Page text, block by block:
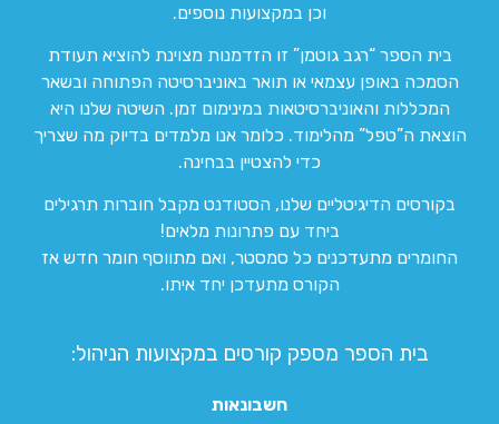
וכן במקצועות נוספים.
בית הספר “רגב גוטמן” זו הזדמנות מצוינת להוציא תעודת
הסמכה באופן עצמאי או תואר באוניברסיטה הפתוחה ובשאר
המכללות והאוניברסיטאות במינימום זמן. השיטה שלנו היא
הוצאת ה”טפל” מהלימוד. כלומר אנו מלמדים בדיוק מה שצריך
כדי להצטיין בבחינה.
בקורסים הדיגיטליים שלנו, הסטודנט מקבל חוברות תרגילים
ביחד עם פתרונות מלאים!
החומרים מתעדכנים כל סמסטר, ואם מתווסף חומר חדש אז
הקורס מתעדכן יחד איתו.
בית הספר מספק קורסים במקצועות הניהול:
חשבונאות